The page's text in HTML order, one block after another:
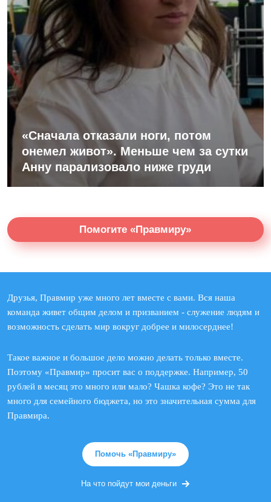
«Сначала отказали ноги, потом
онемел живот». Меньше чем за сутки
Анну парализовало ниже груди
Помогите «Правмиру»
Друзья, Правмир уже много лет вместе с вами. Вся наша
команда живет общим делом и призванием - служение людям и
возможность сделать мир вокруг добрее и милосерднее!
Такое важное и большое дело можно делать только вместе.
Поэтому «Правмир» просит вас о поддержке. Например, 50
рублей в месяц это много или мало? Чашка кофе? Это не так
много для семейного бюджета, но это значительная сумма для
Правмира.
Помочь «Правмиру»
На что пойдут мои деньги